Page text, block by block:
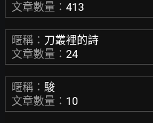
文章數量： 413
暱稱： 刀叢裡的詩
文章數量： 24
暱稱： 駿
文章數量： 10